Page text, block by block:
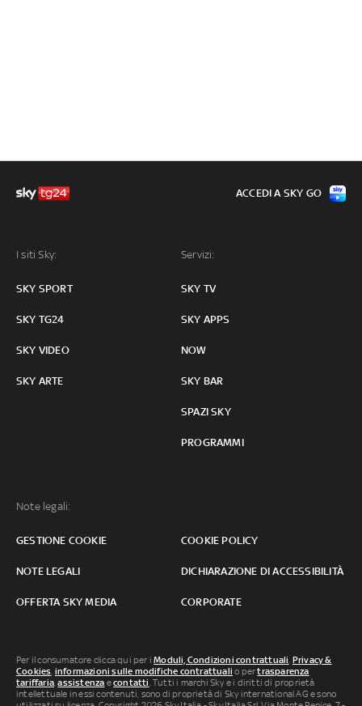
I siti Sky:
SKY SPORT
SKY TG24
SKY VIDEO
SKY ARTE
Servizi:
SKY TV
SKY APPS
NOW
SKY BAR
SPAZI SKY
PROGRAMMI
Note legali:
GESTIONE COOKIE COOKIE POLICY
NOTE LEGALI DICHIARAZIONE DI ACCESSIBILITÀ
OFFERTA SKY MEDIA CORPORATE
ACCEDI A SKY GO
Per il consumatore clicca qui per iModuli, Condizioni contrattuali, Privacy &
Cookies, informazioni sulle modifiche contrattuali o pertrasparenza
tariffaria,assistenza econtatti. Tutti i marchi Sky e i diritti di proprietà
intellettuale in essi contenuti, sono di proprietà di Sky international AG e sono